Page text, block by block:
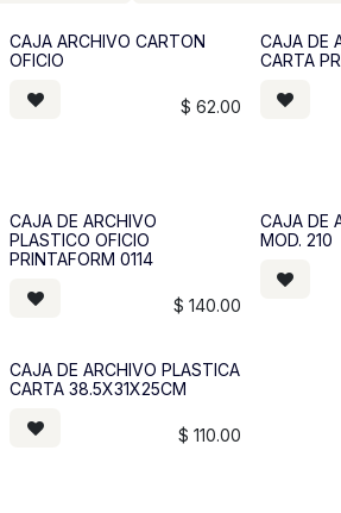
CAJA ARCHIVO CARTON
OFICIO
$ 62.00
CAJA DE
CARTA
CAJA DE ARCHIVO
PLASTICO OFICIO
PRINTAFORM 0114
$ 140.00
CAJA DE
MOD. 210
CAJA DE ARCHIVO PLASTICA
CARTA 38.5X31X25CM
$ 110.00